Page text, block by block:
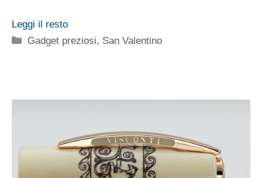
Leggi il resto
Categorie
Gadget preziosi, San Valentino